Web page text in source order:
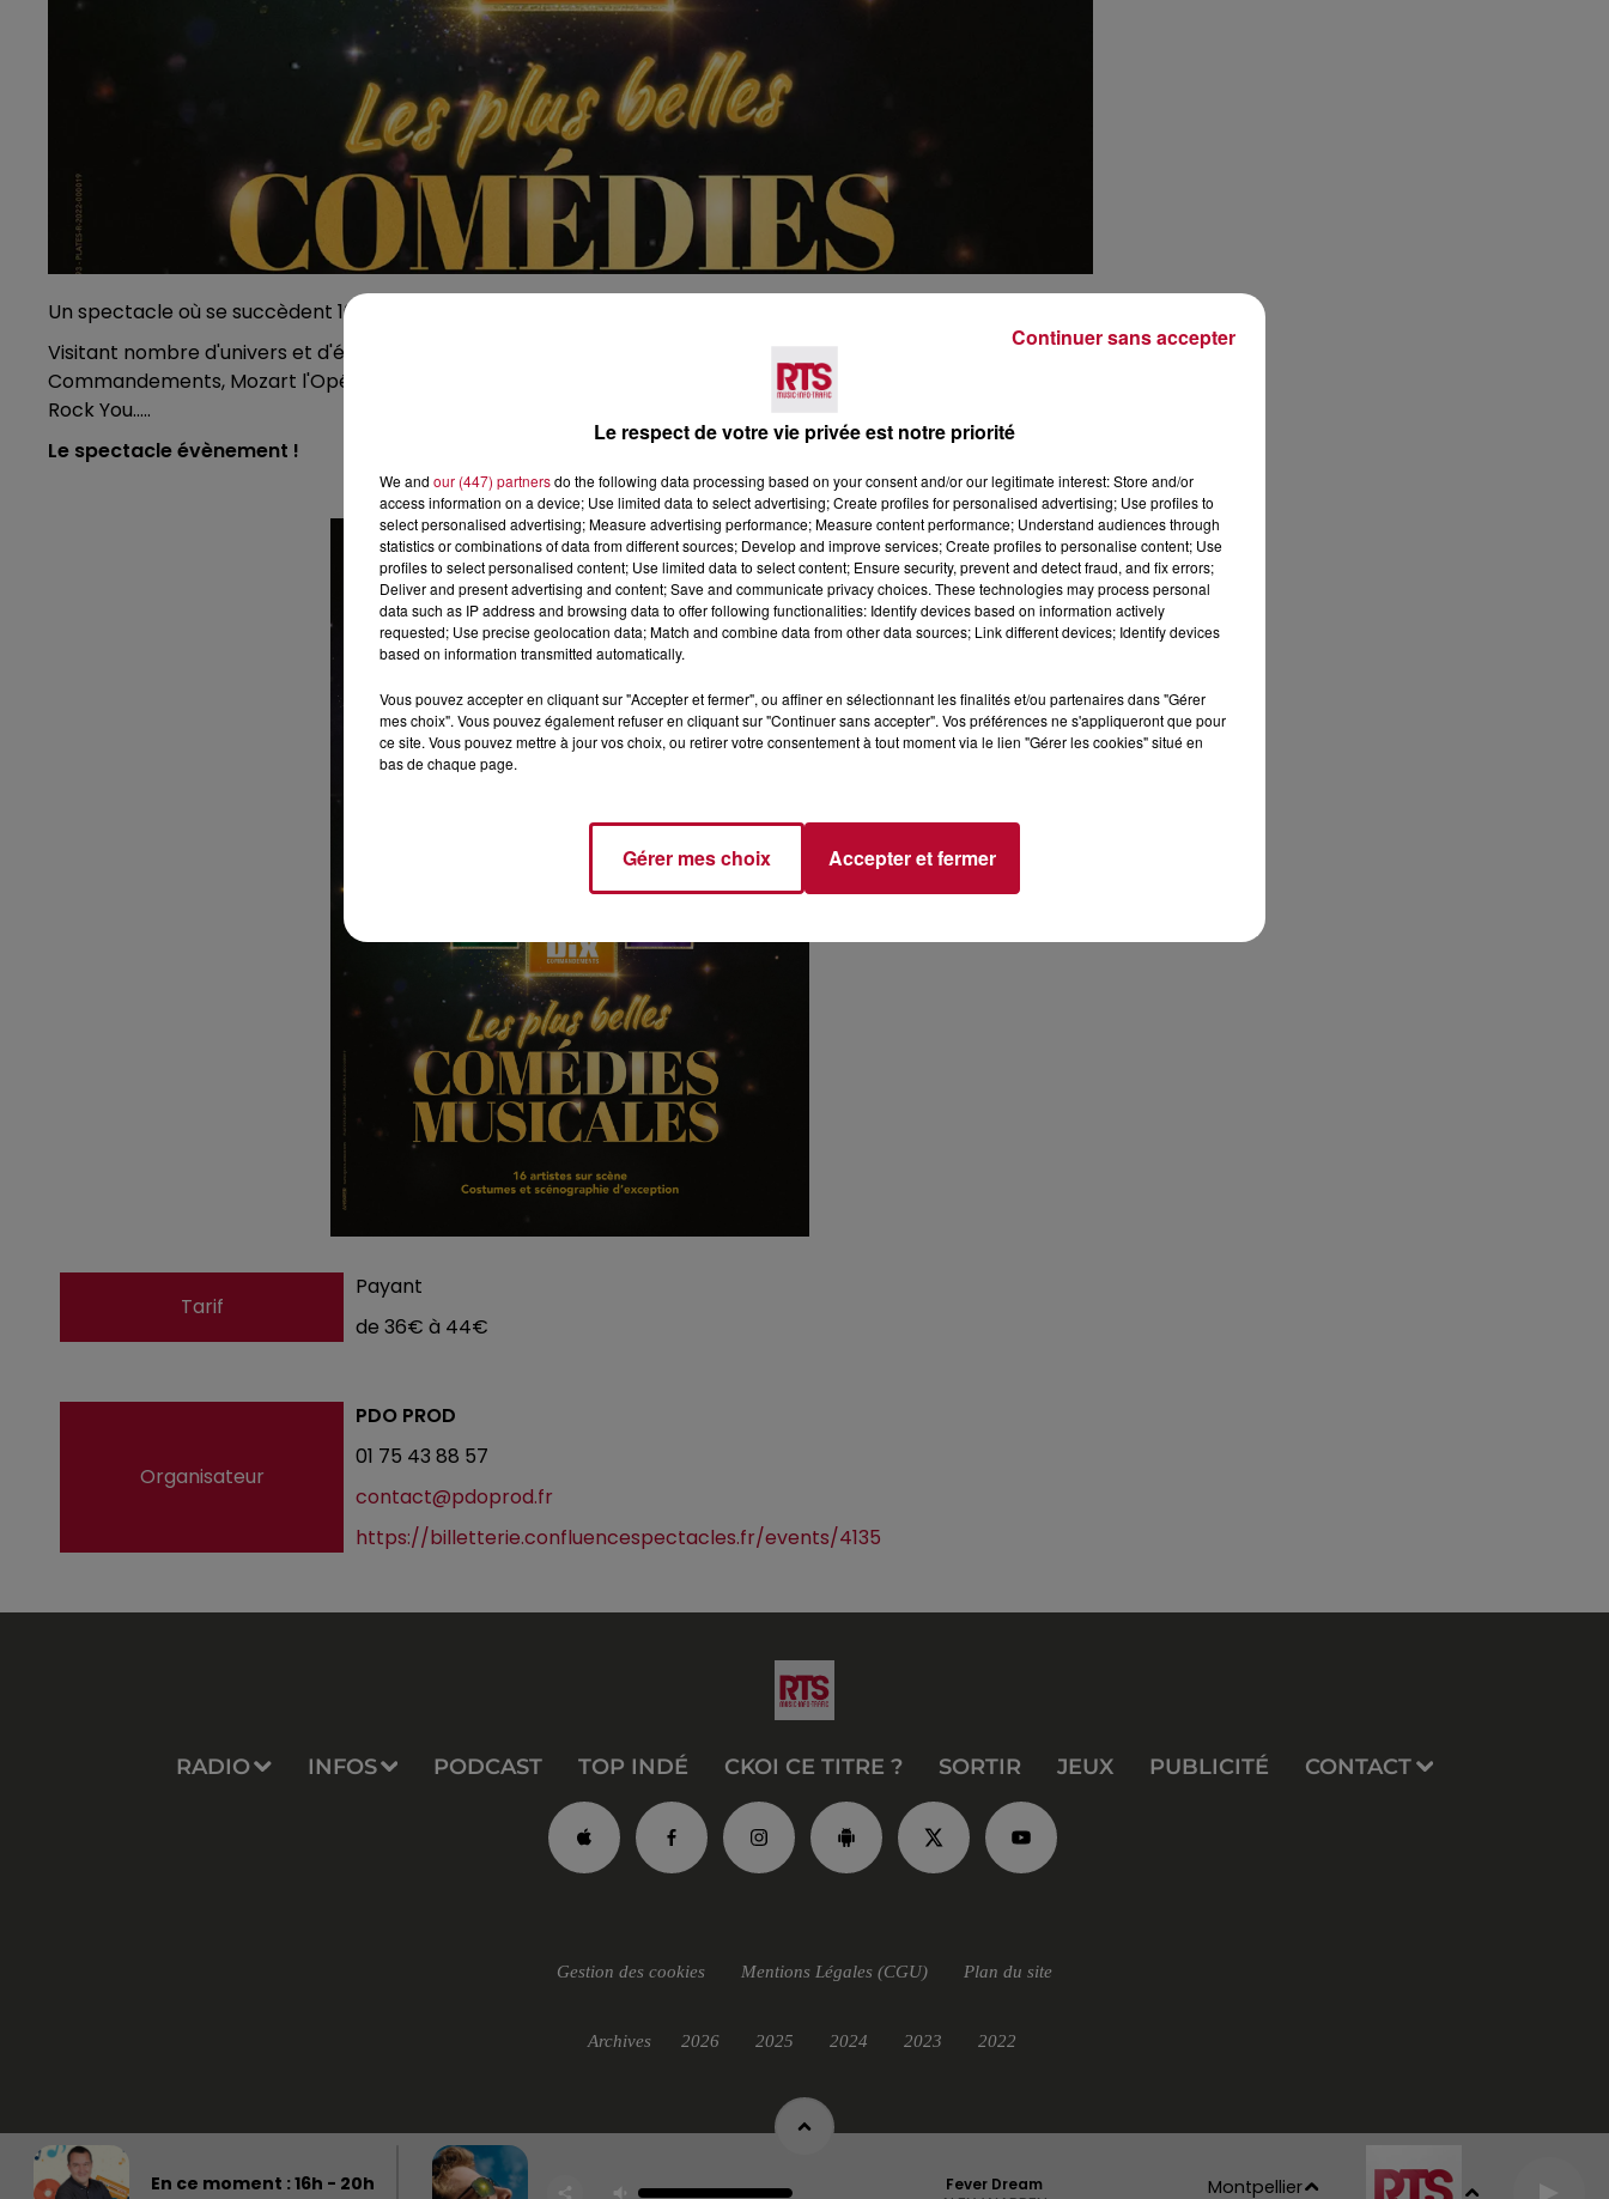
Un spectacle où se succèdent 10 tableaux des Comédies Musicales les plus appréciées.
Visitant nombre d'univers et d'époques de Roméo et Juliette au Roi Soleil mais encore Les Dix
Commandements, Mozart l'Opéra Rock, Notre Dame de Paris, Mistinguett, Les Misérables, Grease, Cats, We Will
Rock You.....
Le spectacle évènement !
Tarif
Payant
de 36€ à 44€
Organisateur
PDO PROD
01 75 43 88 57
contact@pdoprod.fr
https://billetterie.confluencespectacles.fr/events/4135
RADIO INFOS PODCAST TOP INDÉ CKOI CE TITRE ? SORTIR JEUX PUBLICITÉ CONTACT
En ce moment :16h - 20h Fever Dream Montpellier
Gestion des cookies Mentions Légales (CGU) Plan du site
Archives 2026 2025 2024 2023 2022
Le respect de votre vie privée est notre priorité
We and our (447) partnersdo the following data processing based on your consent and/or our legitimate interest: Store and/or
access information on a device; Use limited data to select advertising; Create profiles for personalised advertising; Use profiles to
select personalised advertising; Measure advertising performance; Measure content performance; Understand audiences through
statistics or combinations of data from different sources; Develop and improve services; Create profiles to personalise content; Use
profiles to select personalised content; Use limited data to select content; Ensure security, prevent and detect fraud, and fix errors;
Deliver and present advertising and content; Save and communicate privacy choices. These technologies may process personal
data such as IP address and browsing data to offer following functionalities: Identify devices based on information actively
requested; Use precise geolocation data; Match and combine data from other data sources; Link different devices; Identify devices
based on information transmitted automatically.
Vous pouvez accepter en cliquant sur "Accepter et fermer", ou affiner en sélectionnant les finalités et/ou partenaires dans "Gérer
mes choix". Vous pouvez également refuser en cliquant sur "Continuer sans accepter". Vos préférences ne s'appliqueront que pour
ce site. Vous pouvez mettre à jour vos choix, ou retirer votre consentement à tout moment via le lien "Gérer les cookies" situé en
bas de chaque page.
Gérer mes choix Accepter et fermer
Continuer sans accepter